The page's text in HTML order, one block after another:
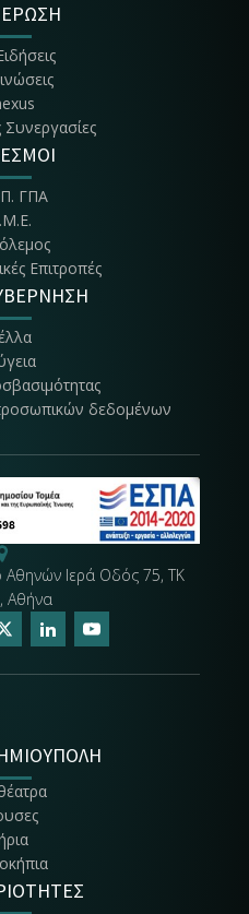
Συνεργασίες
ΓΠΑ
Επιτροπές
δεδομένων
Αθηνών Ιερά Οδός 75, ΤΚ
Αθήνα